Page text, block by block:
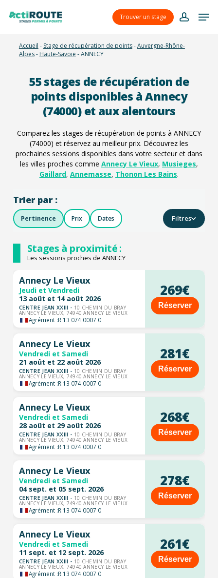
Trouver un stage
account
Accueil - Stage de récupération de points-Auvergne-Rhône-
Alpes- Haute-Savoie -ANNECY
55stages de récupération de
points disponibles à Annecy
(74000) et aux alentours
Comparez les stages de récupération de points à ANNECY
(74000) et réservez au meilleur prix. Découvrez les
prochaines sessions disponibles dans votre secteur et dans
les villes proches comme Annecy Le Vieux, Musieges,
Gaillard, Annemasse, Thonon Les Bains.
Trier par :
Pertinence Prix Dates Filtres
Stages à proximité :
Les sessions proches de ANNECY
Annecy Le Vieux
Jeudi et Vendredi
13 août et 14 août 2026
CENTRE JEAN XXIII - 10 CHEMIN DU BRAY
ANNECY LE VIEUX, 74940 ANNECY LE VIEUX
Agrément :R 13 074 0007 0
269€
Réserver
Annecy Le Vieux
Vendredi et Samedi
21 août et 22 août 2026
CENTRE JEAN XXIII - 10 CHEMIN DU BRAY
ANNECY LE VIEUX, 74940 ANNECY LE VIEUX
Agrément :R 13 074 0007 0
281€
Réserver
Annecy Le Vieux
Vendredi et Samedi
28 août et 29 août 2026
CENTRE JEAN XXIII - 10 CHEMIN DU BRAY
ANNECY LE VIEUX, 74940 ANNECY LE VIEUX
Agrément :R 13 074 0007 0
268€
Réserver
Annecy Le Vieux
Vendredi et Samedi
04 sept. et 05 sept. 2026
CENTRE JEAN XXIII - 10 CHEMIN DU BRAY
ANNECY LE VIEUX, 74940 ANNECY LE VIEUX
Agrément :R 13 074 0007 0
278€
Réserver
Annecy Le Vieux
Vendredi et Samedi
11 sept. et 12 sept. 2026
CENTRE JEAN XXIII - 10 CHEMIN DU BRAY
ANNECY LE VIEUX, 74940 ANNECY LE VIEUX
Agrément :R 13 074 0007 0
261€
Réserver